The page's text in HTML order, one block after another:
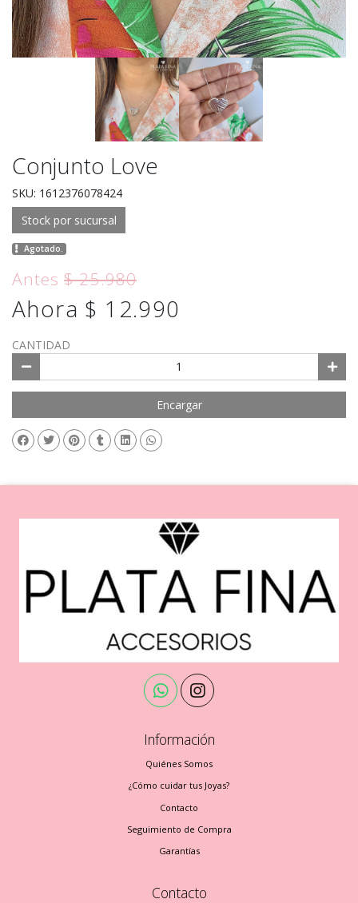
Conjunto Love
SKU: 1612376078424
Stock por sucursal
Agotado.
Antes$ 25.980
Ahora $ 12.990
CANTIDAD
Encargar
Información
Quiénes Somos
¿Cómo cuidar tus Joyas?
Contacto
Seguimiento de Compra
Garantías
Contacto